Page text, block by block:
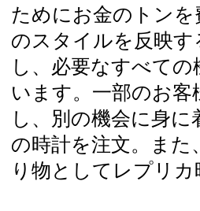
ためにお金のトン
のスタイルを反映
し、必要なすべて
います。一部のお
し、別の機会に身
の時計を注文。ま
り物としてレプリ